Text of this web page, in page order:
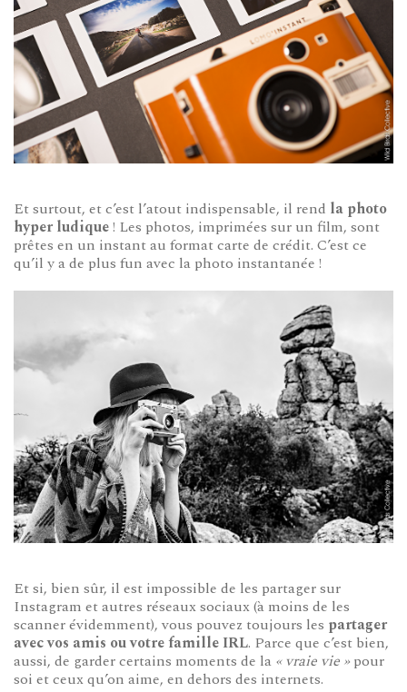
Et surtout, et c’est l’atout indispensable, il rend la photo
hyper ludique! Les photos, imprimées sur un film, sont
prêtes en un instant au format carte de crédit. C’est ce
qu’il y a de plus fun avec la photo instantanée !
Et si, bien sûr, il est impossible de les partager sur
Instagram et autres réseaux sociaux (à moins de les
scanner évidemment), vous pouvez toujours les partager
avec vos amis ou votre famille IRL. Parce que c’est bien,
aussi, de garder certains moments de la « vraie vie » pour
soi et ceux qu’on aime, en dehors des internets.